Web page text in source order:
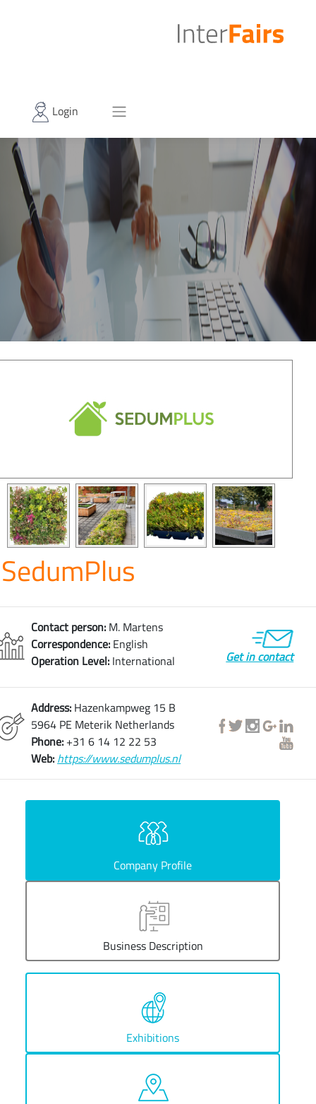
Login
SedumPlus
Contact person: M. Martens
Correspondence: English
Operation Level: International Get in contact
Address: Hazenkampweg 15 B
5964 PE Meterik Netherlands
Phone: +31 6 14 12 22 53
Web: https://www.sedumplus.nl
Company Profile
Business Description
Exhibitions